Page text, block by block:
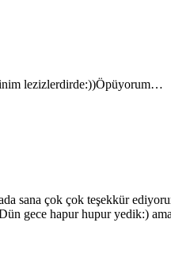
lezizlerdirde:))Öpüyorum…
sana çok çok teşekkür
gece hapur hupur yedik:)